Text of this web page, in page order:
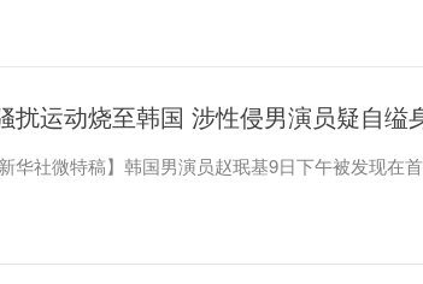
扰运动烧至韩国 涉性侵男演员疑自缢
社微特稿】韩国男演员赵珉基9日下午被发现在首